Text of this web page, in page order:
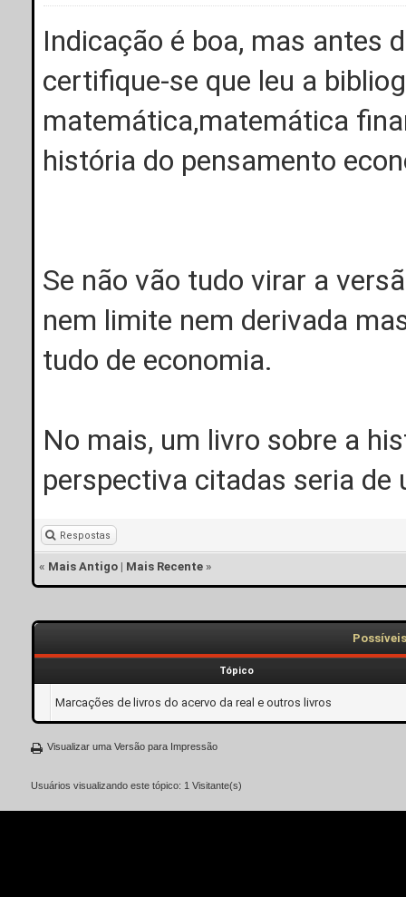
Indicação é boa, mas antes
certifique-se que leu a
matemática,matemática
história do pensamento
Se não vão tudo virar a
nem limite nem derivada
tudo de economia.
No mais, um livro sobre a
perspectiva citadas seria de
Respostas
« Mais Antigo | Mais Recente »
Tópico
Marcações de livros do acervo da real e outros livros
Visualizar uma Versão para Impressão
Usuários visualizando este tópico: 1 Visitante(s)